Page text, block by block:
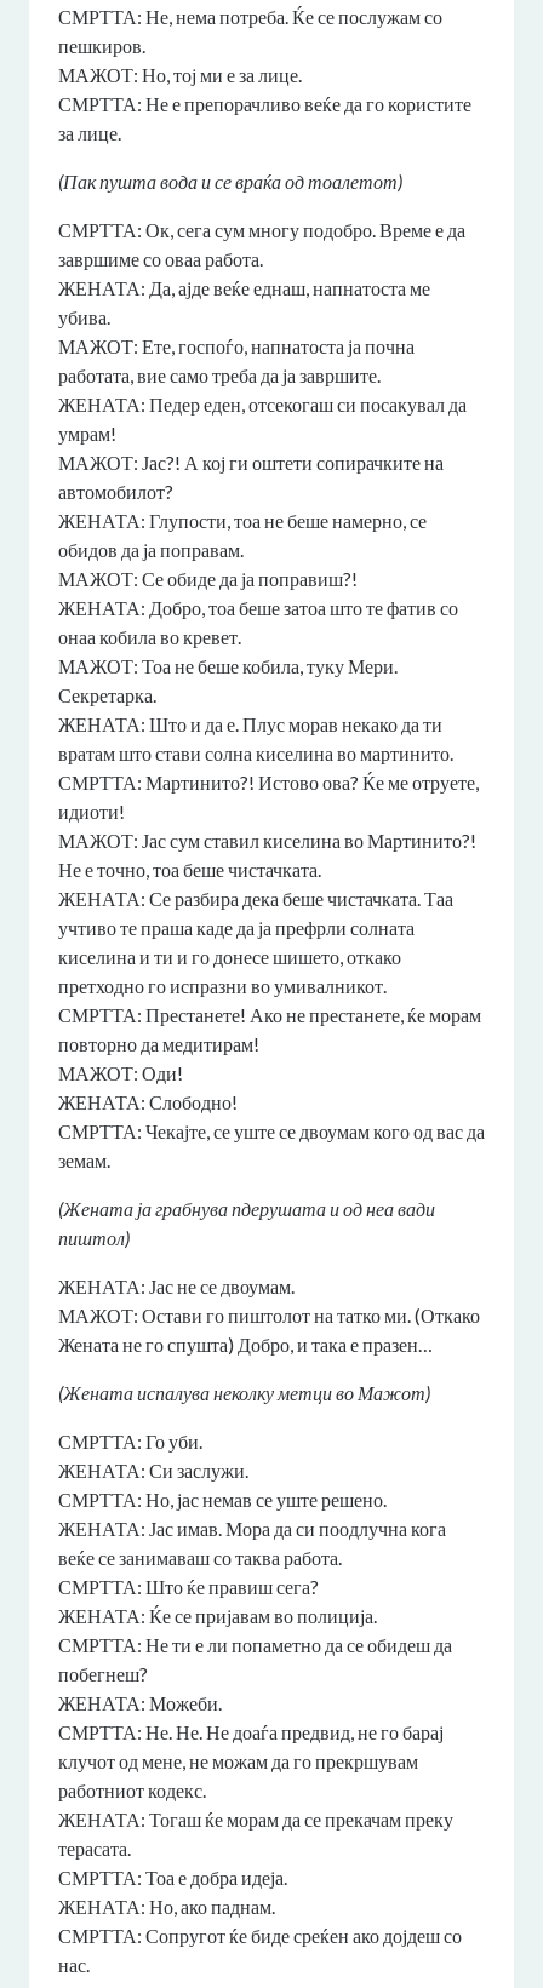
СМРТТА: Не, нема потреба. Ќе се послужам со
пешкиров.
МАЖОТ: Но, тој ми е за лице.
СМРТТА: Не е препорачливо веќе да го користите
за лице.
(Пак пушта вода и се враќа од тоалетот)
СМРТТА: Ок, сега сум многу подобро. Време е да
завршиме со оваа работа.
ЖЕНАТА: Да, ајде веќе еднаш, напнатоста ме
убива.
МАЖОТ: Ете, госпоѓо, напнатоста ја почна
работата, вие само треба да ја завршите.
ЖЕНАТА: Педер еден, отсекогаш си посакувал да
умрам!
МАЖОТ: Јас?! А кој ги оштети сопирачките на
автомобилот?
ЖЕНАТА: Глупости, тоа не беше намерно, се
обидов да ја поправам.
МАЖОТ: Се обиде да ја поправиш?!
ЖЕНАТА: Добро, тоа беше затоа што те фатив со
онаа кобила во кревет.
МАЖОТ: Тоа не беше кобила, туку Мери.
Секретарка.
ЖЕНАТА: Што и да е. Плус морав некако да ти
вратам што стави солна киселина во мартинито.
СМРТТА: Мартинито?! Истово ова? Ќе ме отруете,
идиоти!
МАЖОТ: Јас сум ставил киселина во Мартинито?!
Не е точно, тоа беше чистачката.
ЖЕНАТА: Се разбира дека беше чистачката. Таа
учтиво те праша каде да ја префрли солната
киселина и ти и го донесе шишето, откако
претходно го испразни во умивалникот.
СМРТТА: Престанете! Ако не престанете, ќе морам
повторно да медитирам!
МАЖОТ: Оди!
ЖЕНАТА: Слободно!
СМРТТА: Чекајте, се уште се двоумам кого од вас да
земам.
(Жената ја грабнува пдерушата и од неа вади
пиштол)
ЖЕНАТА: Јас не се двоумам.
МАЖОТ: Остави го пиштолот на татко ми. (Откако
Жената не го спушта) Добро, и така е празен…
(Жената испалува неколку метци во Мажот)
СМРТТА: Го уби.
ЖЕНАТА: Си заслужи.
СМРТТА: Но, јас немав се уште решено.
ЖЕНАТА: Јас имав. Мора да си поодлучна кога
веќе се занимаваш со таква работа.
СМРТТА: Што ќе правиш сега?
ЖЕНАТА: Ќе се пријавам во полиција.
СМРТТА: Не ти е ли попаметно да се обидеш да
побегнеш?
ЖЕНАТА: Можеби.
СМРТТА: Не. Не. Не доаѓа предвид, не го барај
клучот од мене, не можам да го прекршувам
работниот кодекс.
ЖЕНАТА: Тогаш ќе морам да се прекачам преку
терасата.
СМРТТА: Тоа е добра идеја.
ЖЕНАТА: Но, ако паднам.
СМРТТА: Сопругот ќе биде среќен ако дојдеш со
нас.